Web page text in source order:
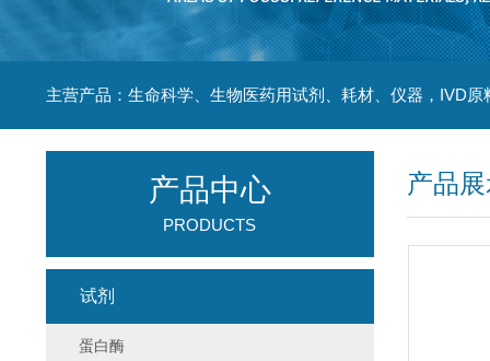
主营产品：生命科学、生物医药用试剂、耗材、仪器，IVD原
产品
产品中心
PRODUCTS
试剂
蛋白酶